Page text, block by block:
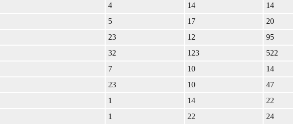
4 14 14
5 17 20
23 12 95
32 123 522
7 10 14
23 10 47
1 14 22
1 22 24